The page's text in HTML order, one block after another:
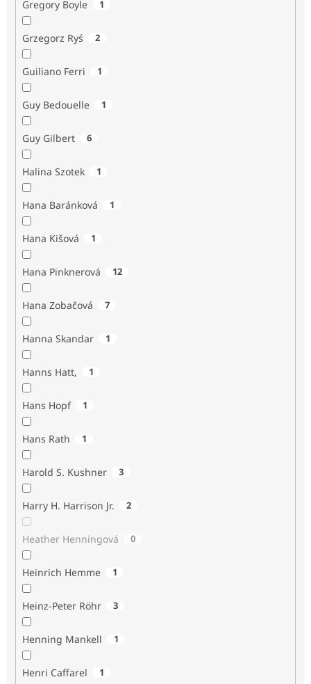
Gregory Boyle 1
Grzegorz Ryś 2
Guiliano Ferri 1
Guy Bedouelle 1
Guy Gilbert 6
Halina Szotek 1
Hana Baránková 1
Hana Kišová 1
Hana Pinknerová 12
Hana Zobačová 7
Hanna Skandar 1
Hanns Hatt, 1
Hans Hopf 1
Hans Rath 1
Harold S. Kushner 3
Harry H. Harrison Jr. 2
Heather Henningová 0
Heinrich Hemme 1
Heinz-Peter Röhr 3
Henning Mankell 1
Henri Caffarel 1